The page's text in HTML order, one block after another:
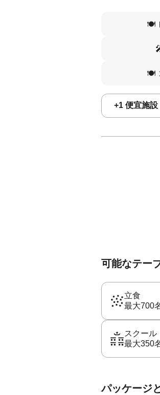
🍽️
🍽️
+1 便宜施設
可能なテー
立食
最大700
スクール
最大350
パッケージ